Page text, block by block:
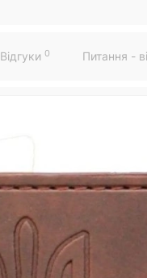
Відгуки 0 Питання -